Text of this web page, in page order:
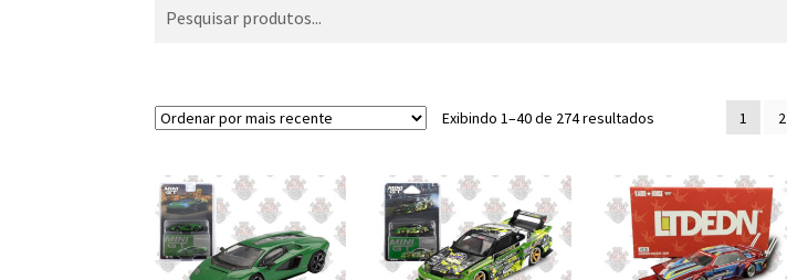
Exibindo 1–40 de 274 resultados
recente
1 2